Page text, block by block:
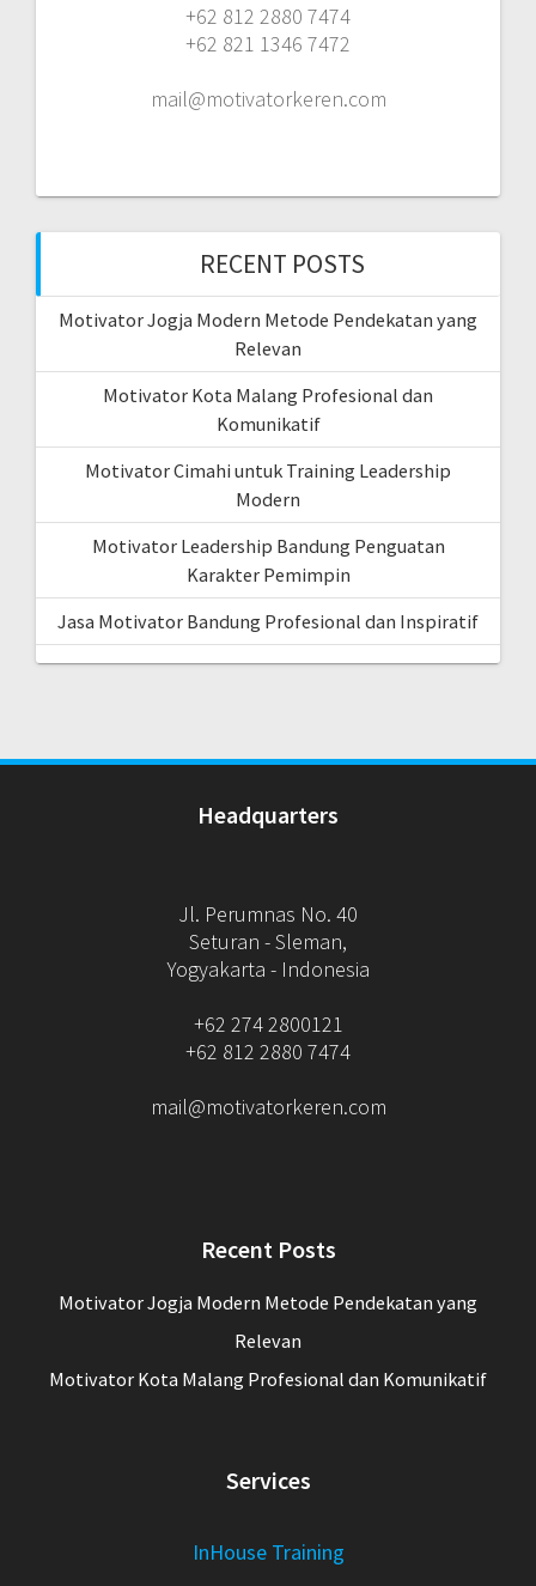
+62 812 2880 7474
+62 821 1346 7472
mail@motivatorkeren.com
RECENT POSTS
Motivator Jogja Modern Metode Pendekatan yang
Relevan
Motivator Kota Malang Profesional dan
Komunikatif
Motivator Cimahi untuk Training Leadership
Modern
Motivator Leadership Bandung Penguatan
Karakter Pemimpin
Jasa Motivator Bandung Profesional dan Inspiratif
Headquarters
Jl. Perumnas No. 40
Seturan - Sleman,
Yogyakarta - Indonesia
+62 274 2800121
+62 812 2880 7474
mail@motivatorkeren.com
Recent Posts
Motivator Jogja Modern Metode Pendekatan yang
Relevan
Motivator Kota Malang Profesional dan Komunikatif
Services
InHouse Training